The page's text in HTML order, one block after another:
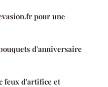
pour une
d'anniversaire
feux d'artifice et